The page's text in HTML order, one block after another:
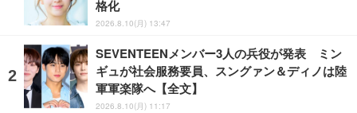
格化
2026.8.10(月) 13:47
SEVENTEENメンバー3人の兵役が発表 ミン
ギュが社会服務要員、スングァン＆ディノは陸
軍軍楽隊へ【全文】
2026.8.10(月) 11:17